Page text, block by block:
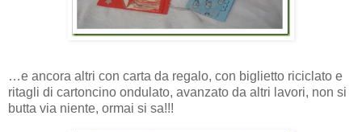
…e ancora altri con carta da regalo, con biglietto riciclato e
ritagli di cartoncino ondulato, avanzato da altri lavori, non si
butta via niente, ormai si sa!!!